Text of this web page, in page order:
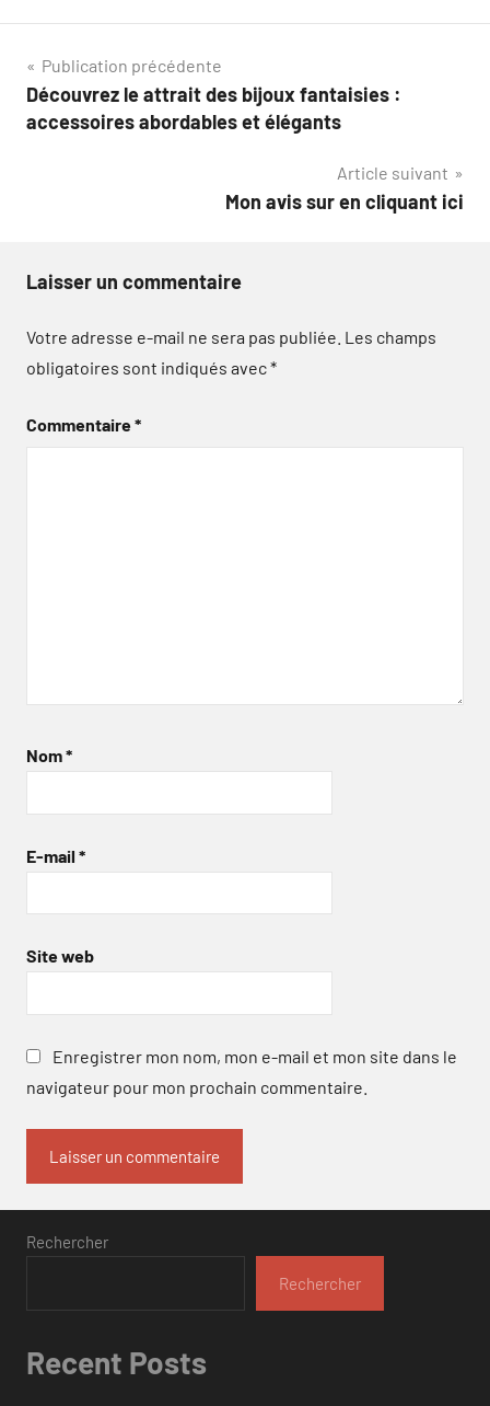
Navigation
de
Publication précédente
Découvrez le attrait des bijoux fantaisies :
accessoires abordables et élégants
Article suivant
Mon avis sur en cliquant ici
Laisser un commentaire
Votre adresse e-mail ne sera pas publiée. Les champs
obligatoires sont indiqués avec*
Commentaire*
Nom*
E-mail *
Site web
Enregistrer mon nom, mon e-mail et mon site dans le
navigateur pour mon prochain commentaire.
Rechercher
Rechercher
Recent Posts